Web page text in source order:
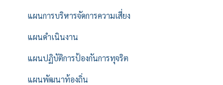
แผนการบริหารจัดการความเสี่ยง
แผนดำเนินงาน
แผนปฏิบัติการป้องกันการทุจริต
แผนพัฒนาท้องถิ่น